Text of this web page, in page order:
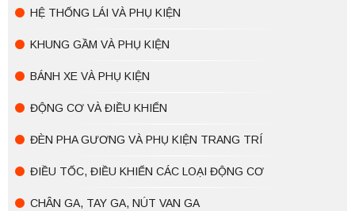
HỆ THỐNG LÁI VÀ PHỤ KIỆN
KHUNG GẦM VÀ PHỤ KIỆN
BÁNH XE VÀ PHỤ KIỆN
ĐỘNG CƠ VÀ ĐIỀU KHIỂN
ĐÈN PHA GƯƠNG VÀ PHỤ KIỆN TRANG TRÍ
ĐIỀU TỐC, ĐIỀU KHIỂN CÁC LOẠI ĐỘNG CƠ
CHÂN GA, TAY GA, NÚT VAN GA